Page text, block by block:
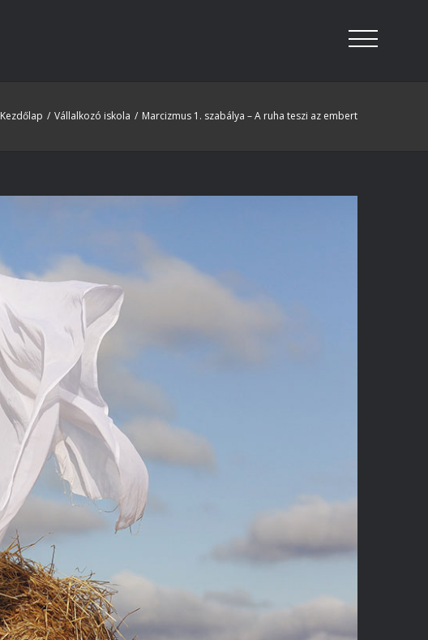
Kezdőlap / Vállalkozó iskola / Marcizmus 1. szabálya – A ruha teszi az embert